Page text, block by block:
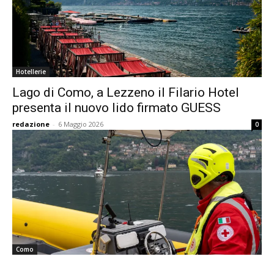
Hotellerie
Lago di Como, a Lezzeno il Filario Hotel
presenta il nuovo lido firmato GUESS
redazione - 6 Maggio 2026 0
Como